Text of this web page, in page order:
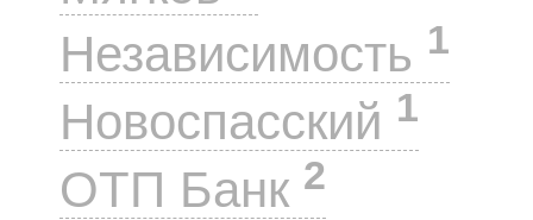
Независимость 1
Новоспасский 1
ОТП Банк 2